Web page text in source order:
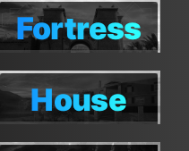
Fortress
Fortress
House
House